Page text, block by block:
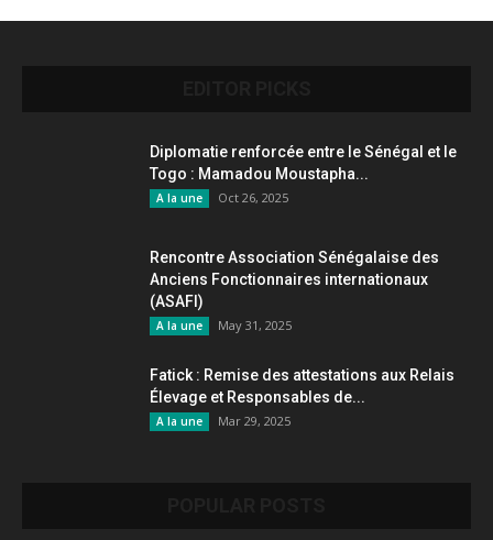
Diplomatie renforcée entre le Sénégal et le
Togo : Mamadou Moustapha...
A la une Oct 26, 2025
Rencontre Association Sénégalaise des
Anciens Fonctionnaires internationaux
(ASAFI)
A la une May 31, 2025
Fatick : Remise des attestations aux Relais
Élevage et Responsables de...
A la une Mar 29, 2025